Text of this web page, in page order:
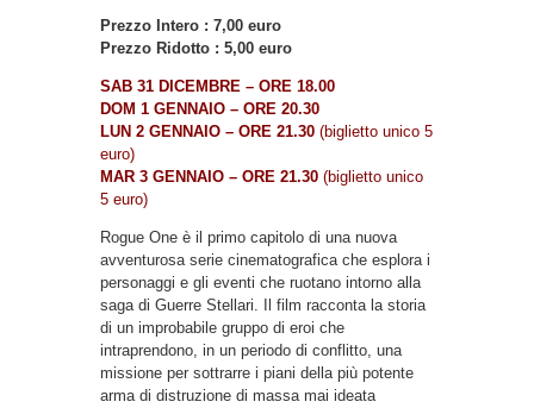
Prezzo Intero : 7,00 euro
Prezzo Ridotto : 5,00 euro
SAB 31 DICEMBRE – ORE 18.00
DOM 1 GENNAIO – ORE 20.30
LUN 2 GENNAIO – ORE 21.30 (biglietto unico 5
euro)
MAR 3 GENNAIO – ORE 21.30 (biglietto unico
5 euro)
Rogue One è il primo capitolo di una nuova
avventurosa serie cinematografica che esplora i
personaggi e gli eventi che ruotano intorno alla
saga di Guerre Stellari. Il film racconta la storia
di un improbabile gruppo di eroi che
intraprendono, in un periodo di conflitto, una
missione per sottrarre i piani della più potente
arma di distruzione di massa mai ideata